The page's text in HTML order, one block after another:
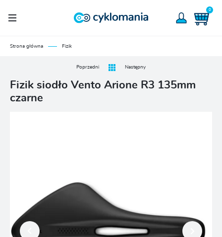
0
Strona główna Fizik
Poprzedni Następny
Fizik siodło Vento Arione R3 135mm
czarne